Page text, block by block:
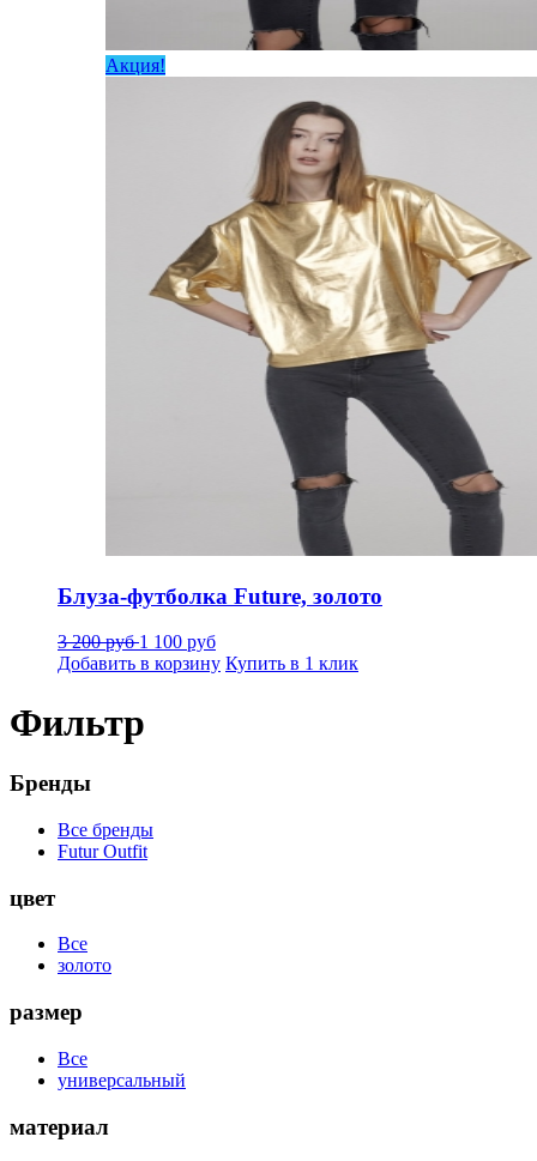
Акция!
Блуза-футболка Future, золото
3 200 руб1 100 руб
Добавить в корзину Купить в 1 клик
Фильтр
Бренды
Все бренды
Futur Outfit
цвет
Все
золото
размер
Все
универсальный
материал